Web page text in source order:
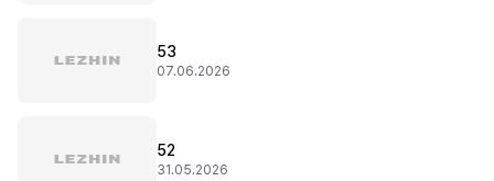
53
07.06.2026
52
31.05.2026